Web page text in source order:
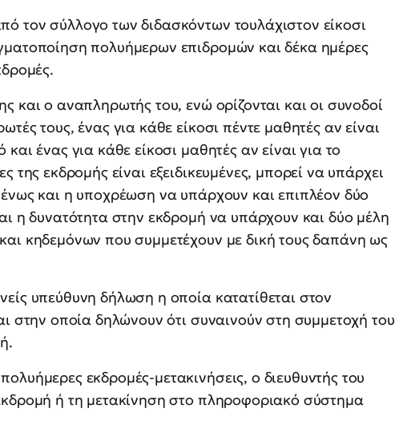
τον σύλλογο των διδασκόντων τουλάχιστον είκοσι
πολυήμερων επιδρομών και δέκα ημέρες
και ο αναπληρωτής του, ενώ ορίζονται και οι συνοδοί
τους, ένας για κάθε είκοσι πέντε μαθητές αν είναι
ένας για κάθε είκοσι μαθητές αν είναι για το
της εκδρομής είναι εξειδικευμένες, μπορεί να υπάρχει
και η υποχρέωση να υπάρχουν και επιπλέον δύο
η δυνατότητα στην εκδρομή να υπάρχουν και δύο μέλη
κηδεμόνων που συμμετέχουν με δική τους δαπάνη ως
υπεύθυνη δήλωση η οποία κατατίθεται στον
στην οποία δηλώνουν ότι συναινούν στη συμμετοχή του
εκδρομές-μετακινήσεις, ο διευθυντής του
ή τη μετακίνηση στο πληροφοριακό σύστημα